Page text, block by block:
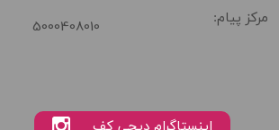
مرکز پیام: 5000408010